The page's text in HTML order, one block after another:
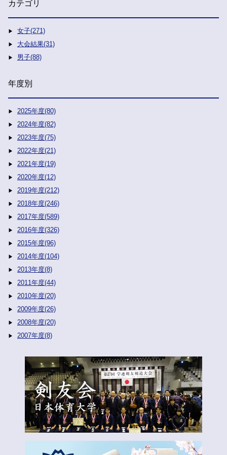
カテゴリ
女子(271)
大会結果(31)
男子(88)
年度別
2025年度(80)
2024年度(82)
2023年度(75)
2022年度(21)
2021年度(19)
2020年度(12)
2019年度(212)
2018年度(246)
2017年度(589)
2016年度(326)
2015年度(96)
2014年度(104)
2013年度(8)
2011年度(44)
2010年度(20)
2009年度(26)
2008年度(20)
2007年度(8)